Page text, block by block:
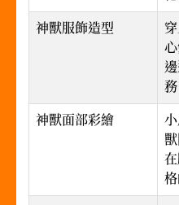
神獸服飾造型
神獸面部彩繪